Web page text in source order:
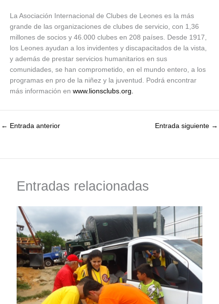
La Asociación Internacional de Clubes de Leones es la más
grande de las organizaciones de clubes de servicio, con 1,36
millones de socios y 46.000 clubes en 208 países. Desde 1917,
los Leones ayudan a los invidentes y discapacitados de la vista,
y además de prestar servicios humanitarios en sus
comunidades, se han comprometido, en el mundo entero, a los
programas en pro de la niñez y la juventud. Podrá encontrar
más información en www.lionsclubs.org.
← Entrada anterior Entrada siguiente →
Entradas relacionadas